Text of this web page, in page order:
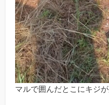
マルで囲んだとこにキジ